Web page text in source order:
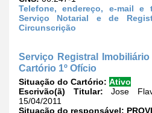
Telefone, endereço, e-mail
Serviço Notarial e de
Circunscrição
Serviço Registral
Cartório 1º Ofício
Situação do Cartório: Ativo
Escrivão(ã) Titular: Jose
15/04/2011
Situação do responsável: